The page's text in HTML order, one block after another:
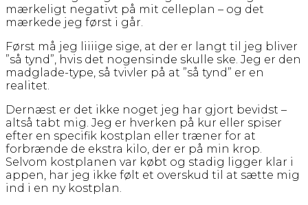
mærkeligt negativt på mit celleplan – og det
mærkede jeg først i går.
Først må jeg liiiige sige, at der er langt til jeg bliver
”så tynd”, hvis det nogensinde skulle ske. Jeg er den
madglade-type, så tvivler på at ”så tynd” er en
realitet.
Dernæst er det ikke noget jeg har gjort bevidst –
altså tabt mig. Jeg er hverken på kur eller spiser
efter en specifik kostplan eller træner for at
forbrænde de ekstra kilo, der er på min krop.
Selvom kostplanen var købt og stadig ligger klar i
appen, har jeg ikke følt et overskud til at sætte mig
ind i en ny kostplan.